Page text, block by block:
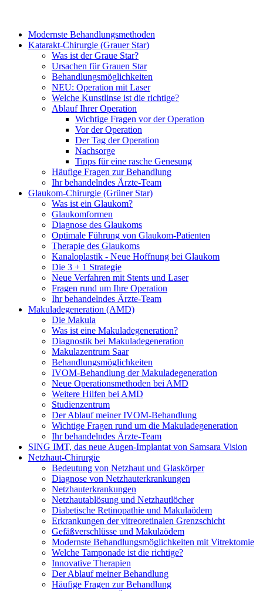
Modernste Behandlungsmethoden
Katarakt-Chirurgie (Grauer Star)
Was ist der Graue Star?
Ursachen für Grauen Star
Behandlungsmöglichkeiten
NEU: Operation mit Laser
Welche Kunstlinse ist die richtige?
Ablauf Ihrer Operation
Wichtige Fragen vor der Operation
Vor der Operation
Der Tag der Operation
Nachsorge
Tipps für eine rasche Genesung
Häufige Fragen zur Behandlung
Ihr behandelndes Ärzte-Team
Glaukom-Chirurgie (Grüner Star)
Was ist ein Glaukom?
Glaukomformen
Diagnose des Glaukoms
Optimale Führung von Glaukom-Patienten
Therapie des Glaukoms
Kanaloplastik - Neue Hoffnung bei Glaukom
Die 3 + 1 Strategie
Neue Verfahren mit Stents und Laser
Fragen rund um Ihre Operation
Ihr behandelndes Ärzte-Team
Makuladegeneration (AMD)
Die Makula
Was ist eine Makuladegeneration?
Diagnostik bei Makuladegeneration
Makulazentrum Saar
Behandlungsmöglichkeiten
IVOM-Behandlung der Makuladegeneration
Neue Operationsmethoden bei AMD
Weitere Hilfen bei AMD
Studienzentrum
Der Ablauf meiner IVOM-Behandlung
Wichtige Fragen rund um die Makuladegeneration
Ihr behandelndes Ärzte-Team
SING IMT, das neue Augen-Implantat von Samsara Vision
Netzhaut-Chirurgie
Bedeutung von Netzhaut und Glaskörper
Diagnose von Netzhauterkrankungen
Netzhauterkrankungen
Netzhautablösung und Netzhautlöcher
Diabetische Retinopathie und Makulaödem
Erkrankungen der vitreoretinalen Grenzschicht
Gefäßverschlüsse und Makulaödem
Modernste Behandlungsmöglichkeiten mit Vitrektomie
Welche Tamponade ist die richtige?
Innovative Therapien
Der Ablauf meiner Behandlung
Häufige Fragen zur Behandlung